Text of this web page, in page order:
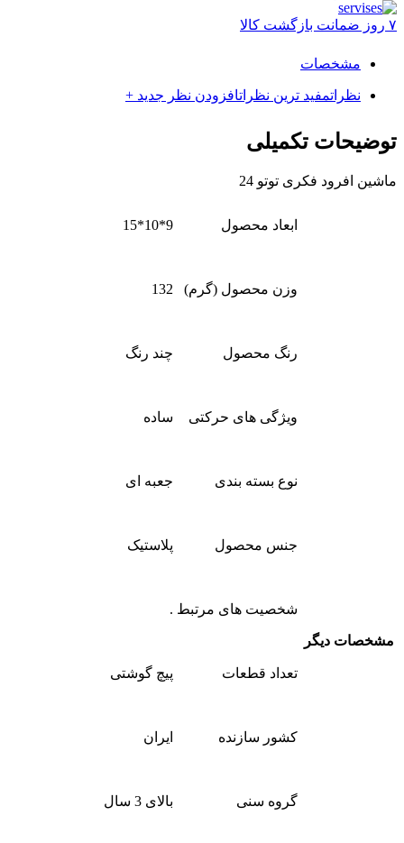
۷ روز ضمانت بازگشت کالا
مشخصات
نظراتمفید ترین نظراتافزودن نظر جدید +
توضیحات تکمیلی
ماشین افرود فکری توتو 24
مشخصات دیگر
ابعاد محصول 9*10*15
وزن محصول (گرم) 132
رنگ محصول چند رنگ
ویژگی های حرکتی ساده
نوع بسته بندی جعبه ای
جنس محصول پلاستیک
شخصیت های مرتبط .
تعداد قطعات پیچ گوشتی
کشور سازنده ایران
گروه سنی بالای 3 سال